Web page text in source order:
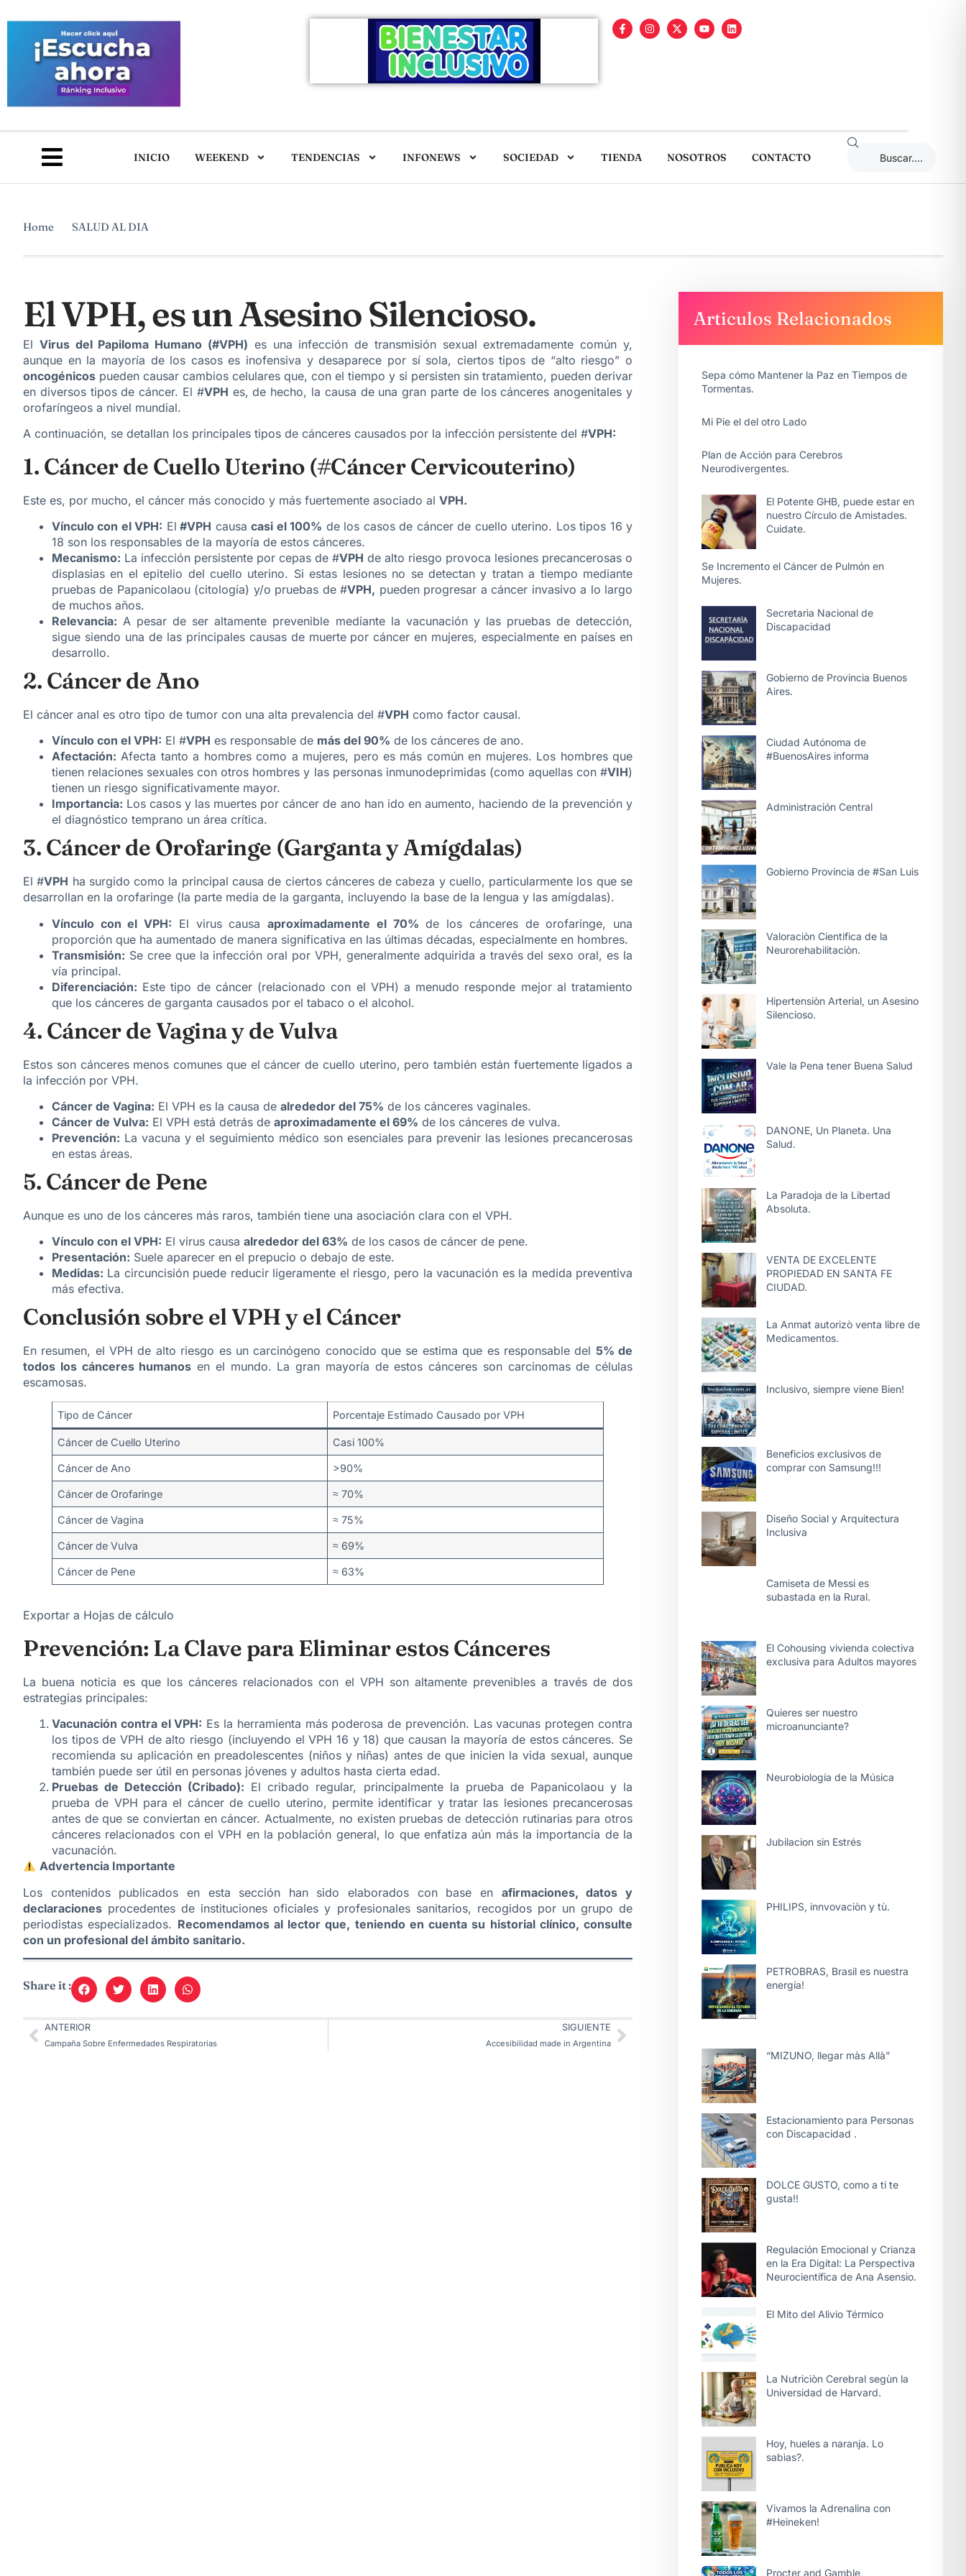
INICIO WEEKEND TENDENCIAS INFONEWS SOCIEDAD TIENDA NOSOTROS CONTACTO
Home SALUD AL DIA
El VPH, es un Asesino Silencioso.
El Virus del Papiloma Humano (#VPH) es una infección de transmisión sexual extremadamente común y,
aunque en la mayoría de los casos es inofensiva y desaparece por sí sola, ciertos tipos de “alto riesgo” o
oncogénicos pueden causar cambios celulares que, con el tiempo y si persisten sin tratamiento, pueden derivar
en diversos tipos de cáncer. El #VPH es, de hecho, la causa de una gran parte de los cánceres anogenitales y
orofaríngeos a nivel mundial.
A continuación, se detallan los principales tipos de cánceres causados por la infección persistente del #VPH:
1. Cáncer de Cuello Uterino (#Cáncer Cervicouterino)
Este es, por mucho, el cáncer más conocido y más fuertemente asociado al VPH.
Vínculo con el VPH: El #VPH causacasi el 100% de los casos de cáncer de cuello uterino. Los tipos 16 y
18 son los responsables de la mayoría de estos cánceres.
Mecanismo: La infección persistente por cepas de #VPH de alto riesgo provoca lesiones precancerosas o
displasias en el epitelio del cuello uterino. Si estas lesiones no se detectan y tratan a tiempo mediante
pruebas de Papanicolaou (citología) y/o pruebas de #VPH, pueden progresar a cáncer invasivo a lo largo
de muchos años.
Relevancia: A pesar de ser altamente prevenible mediante la vacunación y las pruebas de detección,
sigue siendo una de las principales causas de muerte por cáncer en mujeres, especialmente en países en
desarrollo.
2. Cáncer de Ano
El cáncer anal es otro tipo de tumor con una alta prevalencia del #VPH como factor causal.
Vínculo con el VPH: El #VPH es responsable de más del 90% de los cánceres de ano.
Afectación: Afecta tanto a hombres como a mujeres, pero es más común en mujeres. Los hombres que
tienen relaciones sexuales con otros hombres y las personas inmunodeprimidas (como aquellas con #VIH)
tienen un riesgo significativamente mayor.
Importancia: Los casos y las muertes por cáncer de ano han ido en aumento, haciendo de la prevención y
el diagnóstico temprano un área crítica.
3. Cáncer de Orofaringe (Garganta y Amígdalas)
El #VPH ha surgido como la principal causa de ciertos cánceres de cabeza y cuello, particularmente los que se
desarrollan en la orofaringe (la parte media de la garganta, incluyendo la base de la lengua y las amígdalas).
Vínculo con el VPH: El virus causaaproximadamente el 70% de los cánceres de orofaringe, una
proporción que ha aumentado de manera significativa en las últimas décadas, especialmente en hombres.
Transmisión: Se cree que la infección oral por VPH, generalmente adquirida a través del sexo oral, es la
vía principal.
Diferenciación: Este tipo de cáncer (relacionado con el VPH) a menudo responde mejor al tratamiento
que los cánceres de garganta causados por el tabaco o el alcohol.
4. Cáncer de Vagina y de Vulva
Estos son cánceres menos comunes que el cáncer de cuello uterino, pero también están fuertemente ligados a
la infección por VPH.
Cáncer de Vagina: El VPH es la causa de alrededor del 75% de los cánceres vaginales.
Cáncer de Vulva: El VPH está detrás de aproximadamente el 69% de los cánceres de vulva.
Prevención: La vacuna y el seguimiento médico son esenciales para prevenir las lesiones precancerosas
en estas áreas.
5. Cáncer de Pene
Aunque es uno de los cánceres más raros, también tiene una asociación clara con el VPH.
Vínculo con el VPH: El virus causa alrededor del 63% de los casos de cáncer de pene.
Presentación: Suele aparecer en el prepucio o debajo de este.
Medidas: La circuncisión puede reducir ligeramente el riesgo, pero la vacunación es la medida preventiva
más efectiva.
Conclusión sobre el VPH y el Cáncer
En resumen, el VPH de alto riesgo es un carcinógeno conocido que se estima que es responsable del 5% de
todos los cánceres humanos en el mundo. La gran mayoría de estos cánceres son carcinomas de células
escamosas.
Tipo de Cáncer Porcentaje Estimado Causado por VPH
Cáncer de Cuello Uterino Casi 100%
Cáncer de Ano >90%
Cáncer de Orofaringe ≈ 70%
Cáncer de Vagina ≈ 75%
Cáncer de Vulva ≈ 69%
Cáncer de Pene ≈ 63%
Exportar a Hojas de cálculo
Prevención: La Clave para Eliminar estos Cánceres
La buena noticia es que los cánceres relacionados con el VPH son altamente prevenibles a través de dos
estrategias principales:
Vacunación contra el VPH: Es la herramienta más poderosa de prevención. Las vacunas protegen contra
los tipos de VPH de alto riesgo (incluyendo el VPH 16 y 18) que causan la mayoría de estos cánceres. Se
recomienda su aplicación en preadolescentes (niños y niñas) antes de que inicien la vida sexual, aunque
también puede ser útil en personas jóvenes y adultos hasta cierta edad.
Pruebas de Detección (Cribado): El cribado regular, principalmente la prueba de Papanicolaou y la
prueba de VPH para el cáncer de cuello uterino, permite identificar y tratar las lesiones precancerosas
antes de que se conviertan en cáncer. Actualmente, no existen pruebas de detección rutinarias para otros
cánceres relacionados con el VPH en la población general, lo que enfatiza aún más la importancia de la
vacunación.
Advertencia Importante
Los contenidos publicados en esta sección han sido elaborados con base en afirmaciones, datos y
declaraciones procedentes de instituciones oficiales y profesionales sanitarios, recogidos por un grupo de
periodistas especializados. Recomendamos al lector que, teniendo en cuenta su historial clínico, consulte
con un profesional del ámbito sanitario.
Share it :
ANTERIOR
Campaña Sobre Enfermedades Respiratorias
SIGUIENTE
Accesibilidad made in Argentina
Articulos Relacionados
Sepa cómo Mantener la Paz en Tiempos de
Tormentas.
Mi Pie el del otro Lado
Plan de Acción para Cerebros
Neurodivergentes.
El Potente GHB, puede estar en
nuestro Círculo de Amistades.
Cuidate.
Se Incremento el Cáncer de Pulmón en
Mujeres.
Secretarìa Nacional de
Discapacidad
Gobierno de Provincia Buenos
Aires.
Ciudad Autónoma de
#BuenosAires informa
Administración Central
Gobierno Provincia de #San Luis
Valoraciòn Cientifica de la
Neurorehabilitaciòn.
Hipertensiòn Arterial, un Asesino
Silencioso.
Vale la Pena tener Buena Salud
DANONE, Un Planeta. Una
Salud.
La Paradoja de la Libertad
Absoluta.
VENTA DE EXCELENTE
PROPIEDAD EN SANTA FE
CIUDAD.
La Anmat autorizò venta libre de
Medicamentos.
Inclusivo, siempre viene Bien!
Beneficios exclusivos de
comprar con Samsung!!!
Diseño Social y Arquitectura
Inclusiva
Camiseta de Messi es
subastada en la Rural.
El Cohousing vivienda colectiva
exclusiva para Adultos mayores
Quieres ser nuestro
microanunciante?
Neurobiología de la Música
Jubilacion sin Estrés
PHILIPS, innvovaciòn y tù.
PETROBRAS, Brasil es nuestra
energía!
“MIZUNO, llegar màs Allà”
Estacionamiento para Personas
con Discapacidad .
DOLCE GUSTO, como a ti te
gusta!!
Regulación Emocional y Crianza
en la Era Digital: La Perspectiva
Neurocientífica de Ana Asensio.
El Mito del Alivio Térmico
La Nutriciòn Cerebral segùn la
Universidad de Harvard.
Hoy, hueles a naranja. Lo
sabìas?.
Vivamos la Adrenalina con
#Heineken!
Procter and Gamble,